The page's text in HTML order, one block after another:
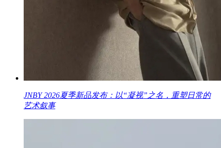
JNBY 2026夏季新品发布：以“凝视”之名，重塑日常的
艺术叙事